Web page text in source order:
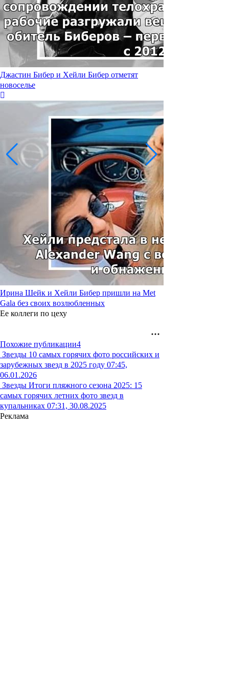
Джастин Бибер и Хейли Бибер отметят
новоселье
Ирина Шейк и Хейли Бибер пришли на Met
Gala без своих возлюбленных
Ее коллеги по цеху
Похожие публикации4
Звезды 10 самых горячих фото российских и
зарубежных звезд в 2025 году 07:45,
06.01.2026
Звезды Итоги пляжного сезона 2025: 15
самых горячих летних фото звезд в
купальниках 07:31, 30.08.2025
Реклама